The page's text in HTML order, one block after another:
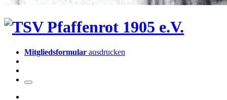
Mitgliedsformular ausdrucken